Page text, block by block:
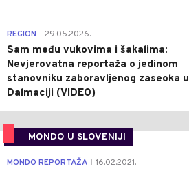
REGION 29.05.2026.
Sam među vukovima i šakalima:
Nevjerovatna reportaža o jedinom
stanovniku zaboravljenog zaseoka u
Dalmaciji (VIDEO)
MONDO U SLOVENIJI
MONDO REPORTAŽA 16.02.2021.